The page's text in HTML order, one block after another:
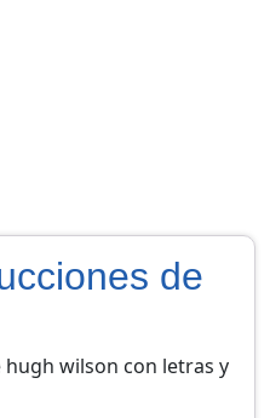
de
hugh wilson con letras y